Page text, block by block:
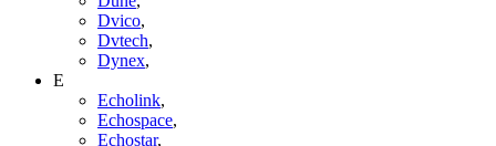
Dvico,
Dvtech,
Dynex,
E
Echolink,
Echospace,
Echostar,